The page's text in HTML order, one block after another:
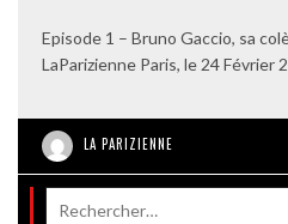
Episode 1 – Bruno Gaccio, sa
LaParizienne Paris, le 24 Février
LA PARIZIENNE